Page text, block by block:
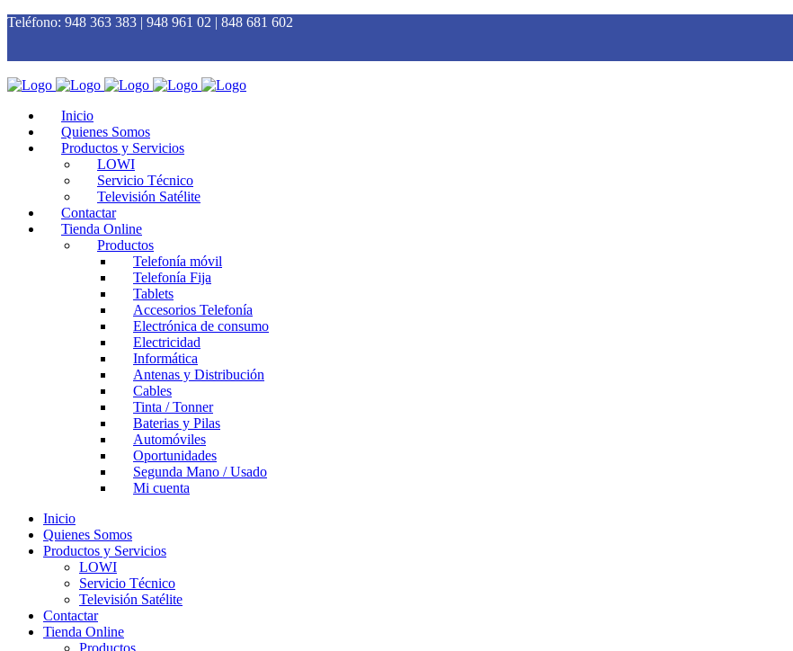
Teléfono: 948 363 383 | 948 961 02 | 848 681 602
Inicio
Quienes Somos
Productos y Servicios
LOWI
Servicio Técnico
Televisión Satélite
Contactar
Tienda Online
Productos
Telefonía móvil
Telefonía Fija
Tablets
Accesorios Telefonía
Electrónica de consumo
Electricidad
Informática
Antenas y Distribución
Cables
Tinta / Tonner
Baterias y Pilas
Automóviles
Oportunidades
Segunda Mano / Usado
Mi cuenta
Inicio
Quienes Somos
Productos y Servicios
LOWI
Servicio Técnico
Televisión Satélite
Contactar
Tienda Online
Productos